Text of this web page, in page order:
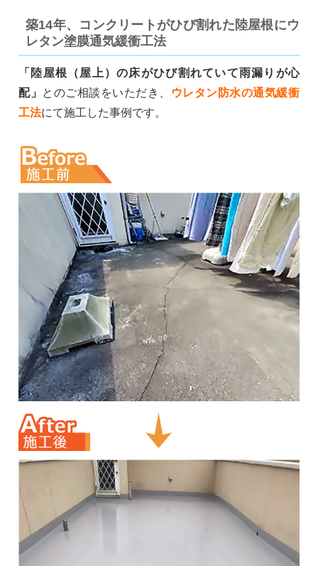
築14年、コンクリートがひび割れた陸屋根にウ
レタン塗膜通気緩衝工法
「陸屋根（屋上）の床がひび割れていて雨漏りが心
配」
とのご相談をいただき、
ウレタン防水の通気緩衝
工法にて施工した事例です。